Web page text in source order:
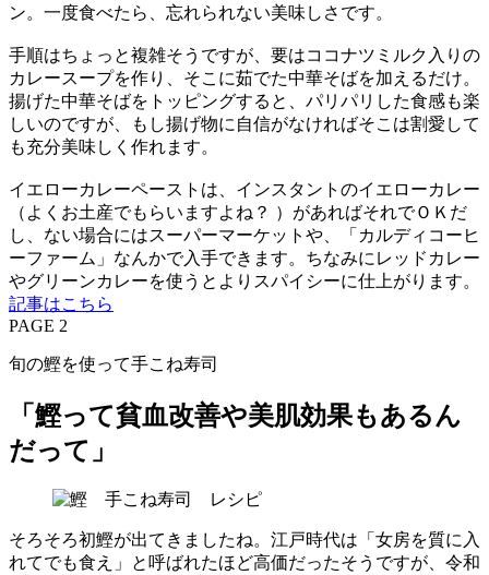
ン。一度食べたら、忘れられない美味しさです。
手順はちょっと複雑そうですが、要はココナツミルク入りの
カレースープを作り、そこに茹でた中華そばを加えるだけ。
揚げた中華そばをトッピングすると、パリパリした食感も楽
しいのですが、もし揚げ物に自信がなければそこは割愛して
も充分美味しく作れます。
イエローカレーペーストは、インスタントのイエローカレー
（よくお土産でもらいますよね？ ）があればそれでＯＫだ
し、ない場合にはスーパーマーケットや、「カルディコーヒ
ーファーム」なんかで入手できます。ちなみにレッドカレー
やグリーンカレーを使うとよりスパイシーに仕上がります。
記事はこちら
PAGE 2
旬の鰹を使って手こね寿司
「鰹って貧血改善や美肌効果もあるん
だって」
そろそろ初鰹が出てきましたね。江戸時代は「女房を質に入
れてでも食え」と呼ばれたほど高価だったそうですが、令和